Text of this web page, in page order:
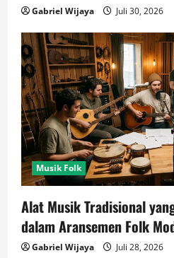
Gabriel Wijaya Juli 30, 2026
Musik Folk
Alat Musik Tradisional
dalam Aransemen Folk
Gabriel Wijaya Juli 28, 2026